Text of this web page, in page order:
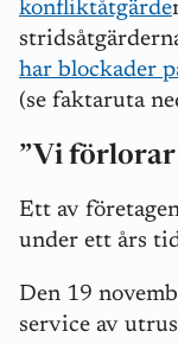
konfliktåtgärde
har blockader
(se faktaruta
”Vi förlorar
Ett av
under ett års
Den 19
service av